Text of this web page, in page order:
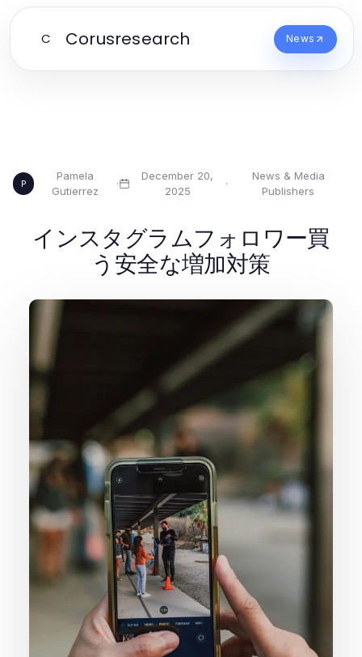
C Corusresearch News
P
Pamela
Gutierrez
·
December 20,
2025
·
News & Media
Publishers
インスタグラムフォロワー買
う安全な増加対策